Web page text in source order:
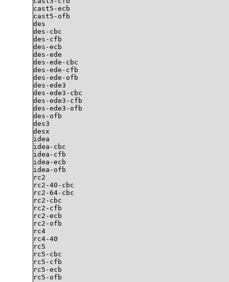
cast5-ecb
cast5-ofb
des
des-cbc
des-cfb
des-ecb
des-ede
des-ede-cbc
des-ede-cfb
des-ede-ofb
des-ede3
des-ede3-cbc
des-ede3-cfb
des-ede3-ofb
des-ofb
des3
desx
idea
idea-cbc
idea-cfb
idea-ecb
idea-ofb
rc2
rc2-40-cbc
rc2-64-cbc
rc2-cbc
rc2-cfb
rc2-ecb
rc2-ofb
rc4
rc4-40
rc5
rc5-cbc
rc5-cfb
rc5-ecb
rc5-ofb